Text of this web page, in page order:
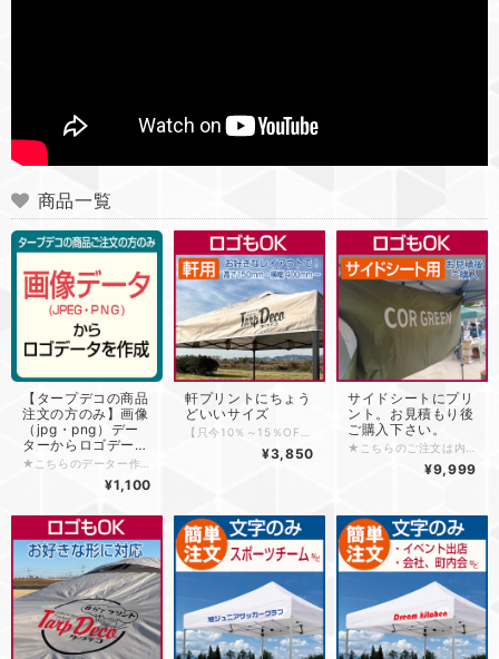
商品一覧
【タープデコの商品
注文の方のみ】画像
（jpg・png）デー
ターからロゴデータ
ーを作成
¥1,100
軒プリントにちょう
どいいサイズ
¥3,850
サイドシートにプリ
ント。お見積もり後
ご購入下さい。
¥9,999